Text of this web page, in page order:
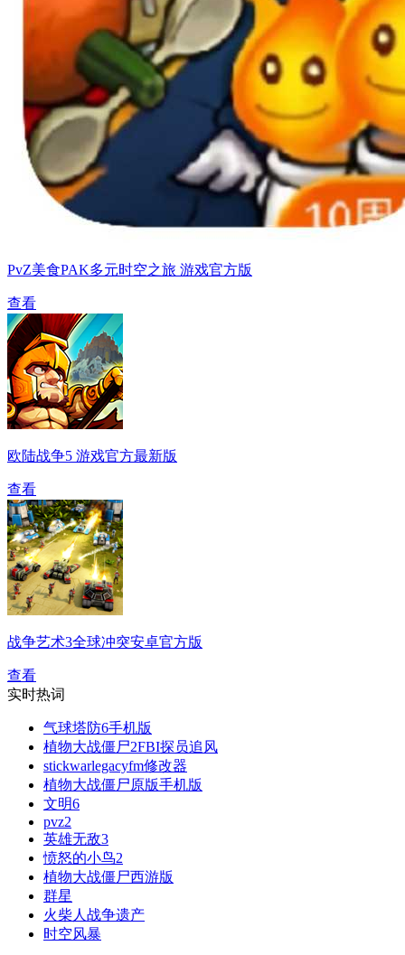
PvZ美食PAK多元时空之旅 游戏官方版
查看
欧陆战争5 游戏官方最新版
查看
战争艺术3全球冲突安卓官方版
查看
实时热词
气球塔防6手机版
植物大战僵尸2FBI探员追风
stickwarlegacyfm修改器
植物大战僵尸原版手机版
文明6
pvz2
英雄无敌3
愤怒的小鸟2
植物大战僵尸西游版
群星
火柴人战争遗产
时空风暴